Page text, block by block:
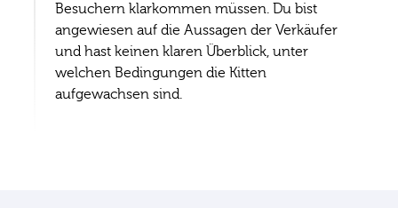
Besuchern klarkommen müssen. Du bist
angewiesen auf die Aussagen der Verkäufer
und hast keinen klaren Überblick, unter
welchen Bedingungen die Kitten
aufgewachsen sind.